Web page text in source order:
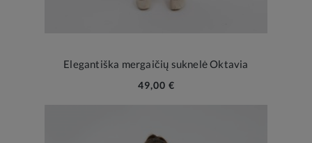
Elegantiška mergaičių suknelė Oktavia
49,00 €